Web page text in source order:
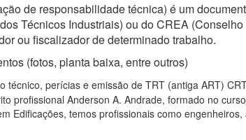
de responsabilidade técnica) é um
Técnicos Industriais) ou do CREA
ou fiscalizador de determinado trabalho.
(fotos, planta baixa, entre outros)
técnico, perícias e emissão de TRT (antiga ART)
profissional Anderson A. Andrade, formado no
Edificações, temos profissionais como